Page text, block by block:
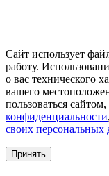
Сайт использует
работу.
о вас технического
вашего
пользоваться
конфиденциальности
своих персональных
Принять